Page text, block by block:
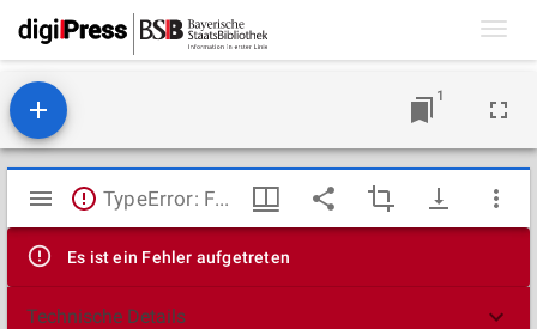
1
Mirador
Viewer
TypeError: Failed to fetch
Es ist ein Fehler aufgetreten
Technische Details